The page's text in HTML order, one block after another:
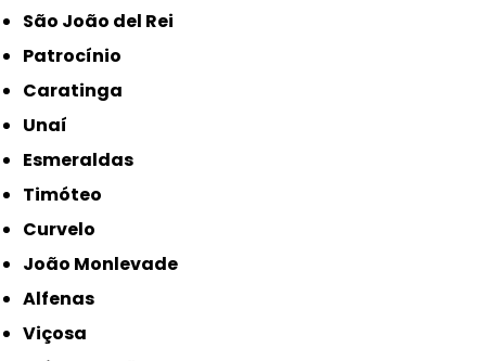
São João del Rei
Patrocínio
Caratinga
Unaí
Esmeraldas
Timóteo
Curvelo
João Monlevade
Alfenas
Viçosa